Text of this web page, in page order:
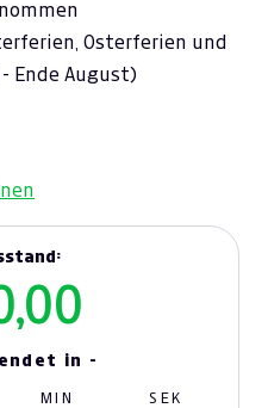
Osterferien und
Ende August)
in -
MIN SEK